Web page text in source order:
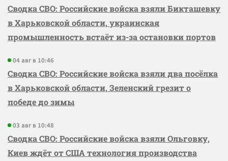
Сводка СВО: Российские войска взяли Бикташевку
в Харьковской области, украинская
промышленность встаёт из-за остановки портов
04 авг в 10:46
Сводка СВО: Российские войска взяли два посёлка
в Харьковской области, Зеленский грезит о
победе до зимы
03 авг в 10:48
Сводка СВО: Российские войска взяли Ольговку,
Киев ждёт от США технология производства